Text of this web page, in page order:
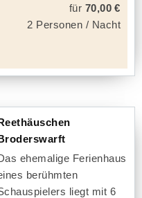
für 70,00 €
2 Personen / Nacht
ehemalige Ferienhaus
berühmten
liegt mit 6